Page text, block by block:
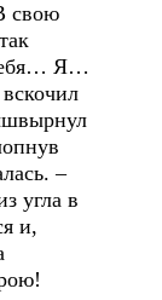
свою
Я…
–
угла в
и,